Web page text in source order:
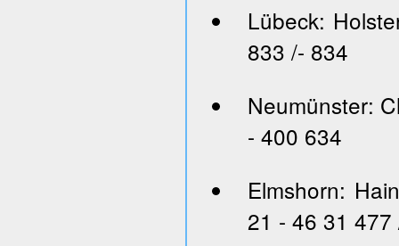
Lübeck:
833 /- 834
Neumünster:
- 400 634
Elmshorn:
21 - 46 31 477